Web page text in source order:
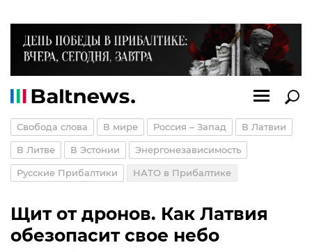
Свобода слова В мире Россия – Запад В Латвии
В Литве В Эстонии Энергонезависимость
Русские Прибалтики НАТО в Прибалтике
Щит от дронов. Как Латвия
обезопасит свое небо